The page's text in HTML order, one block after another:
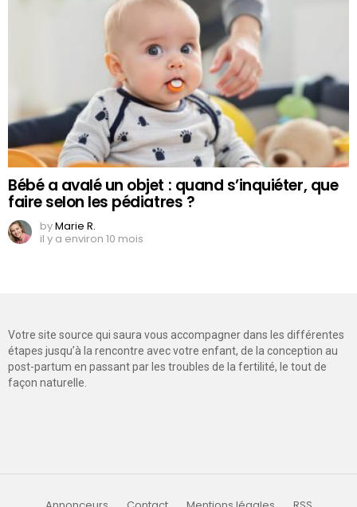
Bébé a avalé un objet : quand s’inquiéter, que
faire selon les pédiatres ?
byMarie R.
il y a environ 10 mois
Votre site source qui saura vous accompagner dans les différentes
étapes jusqu’à la rencontre avec votre enfant, de la conception au
post-partum en passant par les troubles de la fertilité, le tout de
façon naturelle.